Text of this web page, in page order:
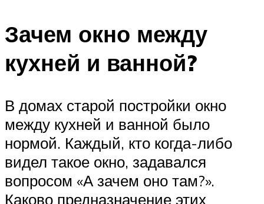
Зачем окно между
кухней и ванной?
В домах старой постройки окно
между кухней и ванной было
нормой. Каждый, кто когда-либо
видел такое окно, задавался
вопросом «А зачем оно там?».
Каково предназначение этих